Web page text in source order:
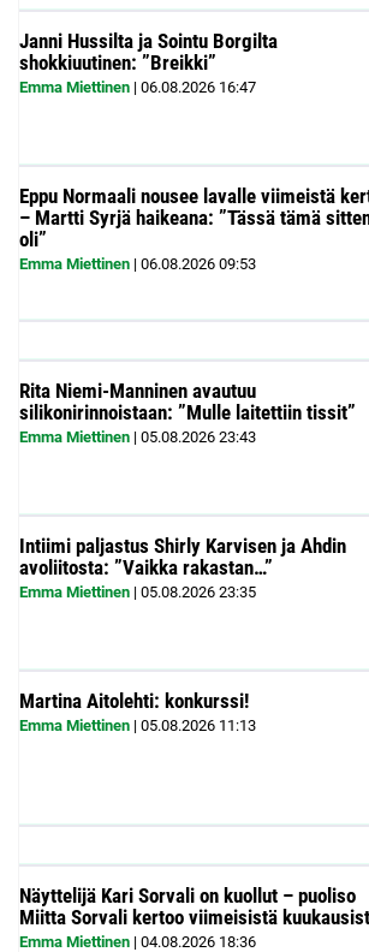
Janni Hussilta ja Sointu Borgilta
shokkiuutinen: ”Breikki”
Emma Miettinen | 06.08.2026 16:47
Eppu Normaali nousee lavalle viimeistä
– Martti Syrjä haikeana: ”Tässä tämä
oli”
Emma Miettinen | 06.08.2026 09:53
Rita Niemi-Manninen avautuu
silikonirinnoistaan: ”Mulle laitettiin tissit”
Emma Miettinen | 05.08.2026 23:43
Intiimi paljastus Shirly Karvisen ja Ahdin
avoliitosta: ”Vaikka rakastan…”
Emma Miettinen | 05.08.2026 23:35
Martina Aitolehti: konkurssi!
Emma Miettinen | 05.08.2026 11:13
Näyttelijä Kari Sorvali on kuollut – puoliso
Miitta Sorvali kertoo viimeisistä
Emma Miettinen | 04.08.2026 18:36